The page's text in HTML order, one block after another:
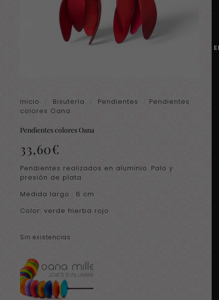
Inicio Bisutería Pendientes
Pendientes
colores Oana
Pendientes colores Oana
33,60€
Pendientes realizados en aluminio. Palo y
presión de plata.
Medida largo : 6 cm
Color: verde hierba rojo
Sin existencias